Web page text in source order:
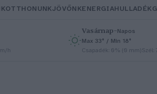
OTTHONUNKJÖVŐNKENERGIAHULLADÉK
h
Vasárnap–Napos
Max 33° / Min 18°
Csapadék: 0% (0 mm)Szél: